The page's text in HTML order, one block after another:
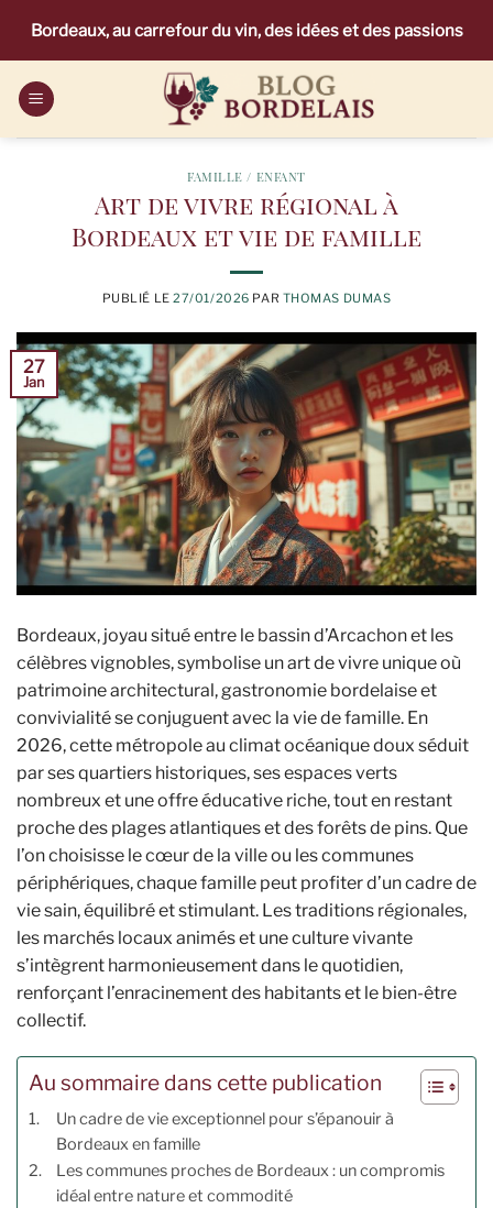
contenu
Bordeaux, au carrefour du vin, des idées et des passions
FAMILLE / ENFANT
Art de vivre régional à
Bordeaux et vie de famille
PUBLIÉ LE27/01/2026 PAR THOMAS DUMAS
27
Jan
Bordeaux, joyau situé entre le bassin d’Arcachon et les
célèbres vignobles, symbolise un art de vivre unique où
patrimoine architectural, gastronomie bordelaise et
convivialité se conjuguent avec la vie de famille. En
2026, cette métropole au climat océanique doux séduit
par ses quartiers historiques, ses espaces verts
nombreux et une offre éducative riche, tout en restant
proche des plages atlantiques et des forêts de pins. Que
l’on choisisse le cœur de la ville ou les communes
périphériques, chaque famille peut profiter d’un cadre de
vie sain, équilibré et stimulant. Les traditions régionales,
les marchés locaux animés et une culture vivante
s’intègrent harmonieusement dans le quotidien,
renforçant l’enracinement des habitants et le bien-être
collectif.
Au sommaire dans cette publication
Un cadre de vie exceptionnel pour s’épanouir à
Bordeaux en famille
Les communes proches de Bordeaux : un compromis
idéal entre nature et commodité